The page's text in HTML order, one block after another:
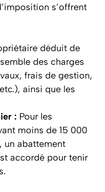
s’offrent
déduit de
des charges
frais de gestion,
ainsi que les
: Pour les
moins de 15 000
un abattement
accordé pour tenir